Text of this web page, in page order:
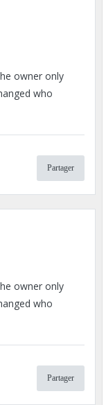
owner only
who
Partager
owner only
who
Partager